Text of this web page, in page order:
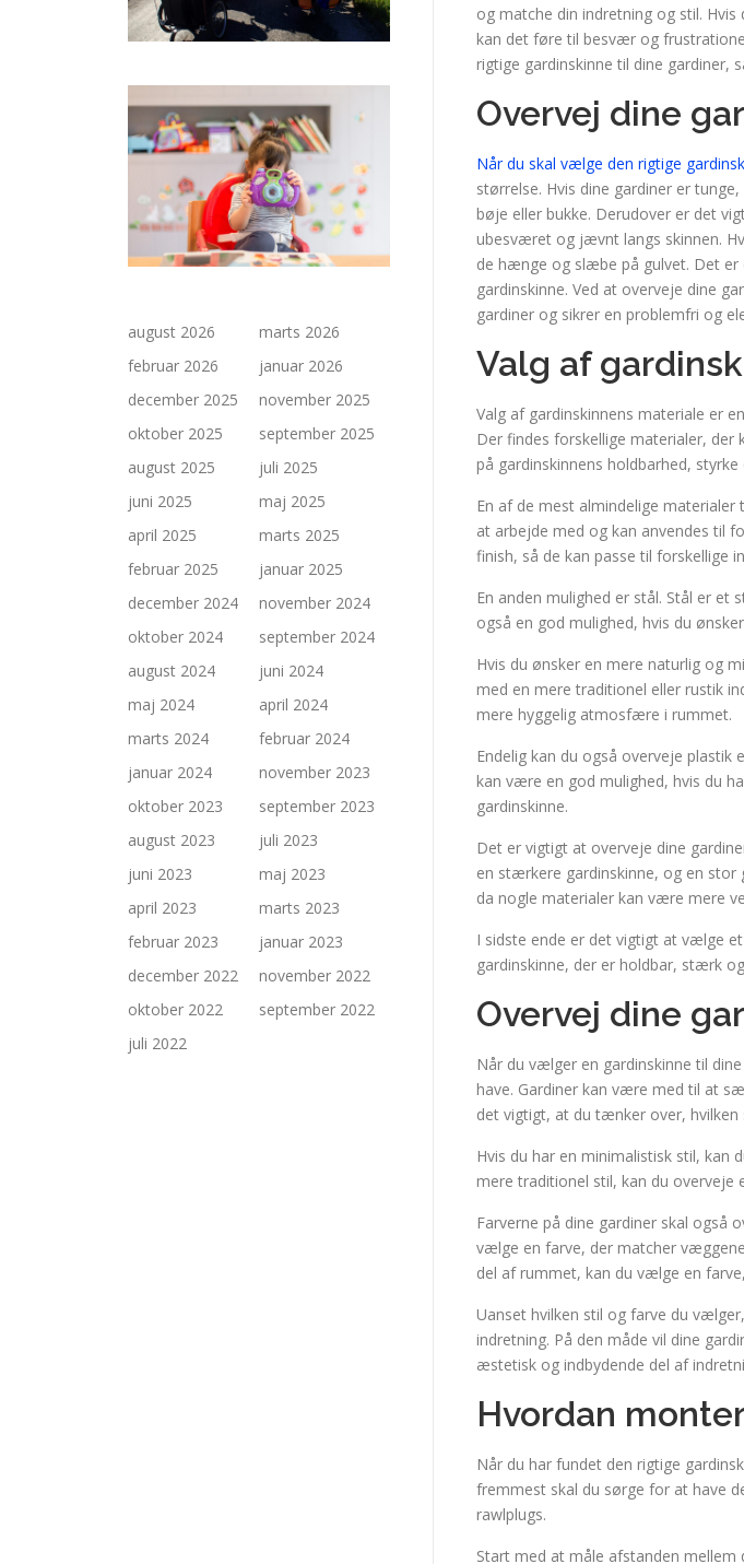
og matche din indretning og stil.
kan det føre til besvær og
rigtige gardinskinne til dine gardiner,
Overvej dine
Når du skal vælge den rigtige
størrelse. Hvis dine gardiner er
bøje eller bukke. Derudover er det
ubesværet og jævnt langs skinnen.
de hænge og slæbe på gulvet. Det
gardinskinne. Ved at overveje dine
gardiner og sikrer en problemfri og
Valg af
Valg af gardinskinnens materiale er
Der findes forskellige materialer, der
på gardinskinnens holdbarhed, styrke
En af de mest almindelige
at arbejde med og kan anvendes til
finish, så de kan passe til forskellige
En anden mulighed er stål. Stål er
også en god mulighed, hvis du
Hvis du ønsker en mere naturlig og
med en mere traditionel eller rustik
mere hyggelig atmosfære i rummet.
Endelig kan du også overveje plastik
kan være en god mulighed, hvis du
gardinskinne.
Det er vigtigt at overveje dine
en stærkere gardinskinne, og en stor
da nogle materialer kan være mere
I sidste ende er det vigtigt at vælge
gardinskinne, der er holdbar, stærk
Overvej dine
Når du vælger en gardinskinne til
have. Gardiner kan være med til at
det vigtigt, at du tænker over,
Hvis du har en minimalistisk stil, kan
mere traditionel stil, kan du overveje
Farverne på dine gardiner skal også
vælge en farve, der matcher
del af rummet, kan du vælge en
Uanset hvilken stil og farve du
indretning. På den måde vil dine
æstetisk og indbydende del af
Hvordan
Når du har fundet den rigtige
fremmest skal du sørge for at have
rawlplugs.
Start med at måle afstanden
august 2026
marts 2026
februar 2026
januar 2026
december 2025
november 2025
oktober 2025
september 2025
august 2025
juli 2025
juni 2025
maj 2025
april 2025
marts 2025
februar 2025
januar 2025
december 2024
november 2024
oktober 2024
september 2024
august 2024
juni 2024
maj 2024
april 2024
marts 2024
februar 2024
januar 2024
november 2023
oktober 2023
september 2023
august 2023
juli 2023
juni 2023
maj 2023
april 2023
marts 2023
februar 2023
januar 2023
december 2022
november 2022
oktober 2022
september 2022
juli 2022